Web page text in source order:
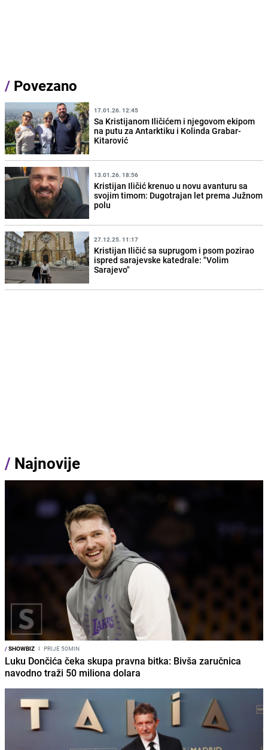
/ Povezano
17.01.26. 12:45
Sa Kristijanom Iličićem i njegovom ekipom
na putu za Antarktiku i Kolinda Grabar-
Kitarović
13.01.26. 18:56
Kristijan Iličić krenuo u novu avanturu sa
svojim timom: Dugotrajan let prema Južnom
polu
27.12.25. 11:17
Kristijan Iličić sa suprugom i psom pozirao
ispred sarajevske katedrale: "Volim
Sarajevo"
/ Najnovije
/SHOWBIZ I PRIJE 50MIN
Luku Dončića čeka skupa pravna bitka: Bivša zaručnica
navodno traži 50 miliona dolara